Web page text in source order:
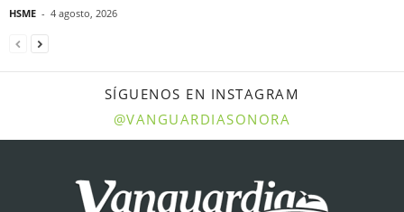
HSME - 4 agosto, 2026
SÍGUENOS EN INSTAGRAM
@VANGUARDIASONORA